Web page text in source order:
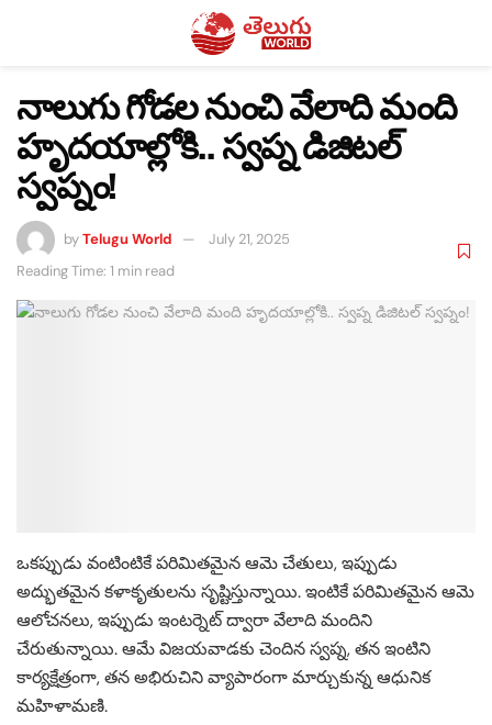
నాలుగు గోడల నుంచి వేలాది మంది
హృదయాల్లోకి.. స్వప్న డిజిటల్
స్వప్నం!
byTelugu World
July 21, 2025
Reading Time: 1 min read
ఒకప్పుడు వంటింటికే పరిమితమైన ఆమె చేతులు, ఇప్పుడు
అద్భుతమైన కళాకృతులను సృష్టిస్తున్నాయి. ఇంటికే పరిమితమైన ఆమె
ఆలోచనలు, ఇప్పుడు ఇంటర్నెట్ ద్వారా వేలాది మందిని
చేరుతున్నాయి. ఆమే విజయవాడకు చెందిన స్వప్న, తన ఇంటిని
కార్యక్షేత్రంగా, తన అభిరుచిని వ్యాపారంగా మార్చుకున్న ఆధునిక
మహిళామణి.